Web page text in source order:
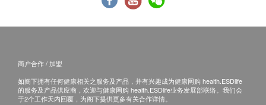
健康网购health.ESDlife客户服务部。
受该订单，并且会于送货前透过电话或电邮通知顾
客再作安排。
商户合作 / 加盟
如阁下拥有任何健康相关之服务及产品，并有兴趣成为健康网购 health.ESDlife
的服务及产品供应商，欢迎与健康网购 health.ESDlife业务发展部联络。我们会
于2个工作天内回覆，为阁下提供更多有关合作详情。